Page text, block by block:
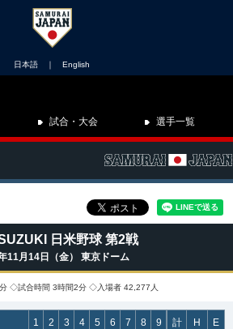
日本語 ｜ English
試合・大会 選手一覧
日米野球 第2戦
11月14日（金） 東京ドーム
◇試合時間 3時間2分 ◇入場者 42,277人
1 2 3 4 5 6 7 8 9 計 H E